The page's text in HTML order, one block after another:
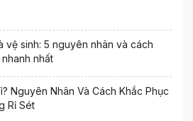
vệ sinh: 5 nguyên nhân và cách
nhất
Nguyên Nhân Và Cách Khắc Phục
Rỉ Sét